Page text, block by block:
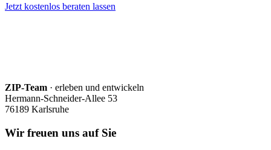
Jetzt kostenlos beraten lassen
ZIP-Team · erleben und entwickeln
Hermann-Schneider-Allee 53
76189 Karlsruhe
Wir freuen uns auf Sie